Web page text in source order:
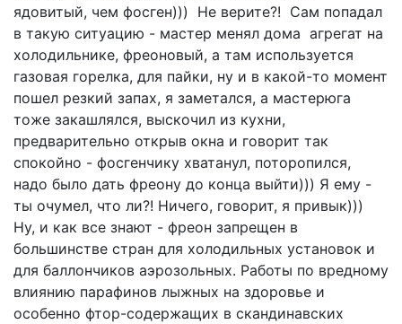
ядовитый, чем фосген))) Не верите?! Сам попадал
в такую ситуацию - мастер менял дома агрегат на
холодильнике, фреоновый, а там используется
газовая горелка, для пайки, ну и в какой-то момент
пошел резкий запах, я заметался, а мастерюга
тоже закашлялся, выскочил из кухни,
предварительно открыв окна и говорит так
спокойно - фосгенчику хватанул, поторопился,
надо было дать фреону до конца выйти))) Я ему -
ты очумел, что ли?! Ничего, говорит, я привык)))
Ну, и как все знают - фреон запрещен в
большинстве стран для холодильных установок и
для баллончиков аэрозольных. Работы по вредному
влиянию парафинов лыжных на здоровье и
особенно фтор-содержащих в скандинавских